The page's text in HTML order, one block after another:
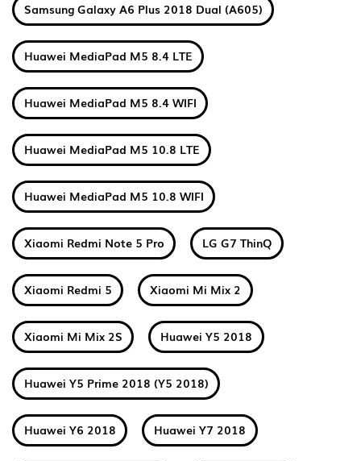
Samsung Galaxy A6 Plus 2018 Dual (A605)
Huawei MediaPad M5 8.4 LTE
Huawei MediaPad M5 8.4 WIFI
Huawei MediaPad M5 10.8 LTE
Huawei MediaPad M5 10.8 WIFI
Xiaomi Redmi Note 5 Pro LG G7 ThinQ
Xiaomi Redmi 5 Xiaomi Mi Mix 2
Xiaomi Mi Mix 2S Huawei Y5 2018
Huawei Y5 Prime 2018 (Y5 2018)
Huawei Y6 2018 Huawei Y7 2018